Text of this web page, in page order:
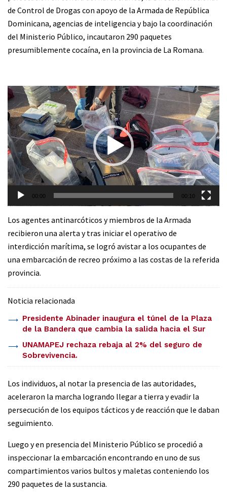
de Control de Drogas con apoyo de la Armada de República
Dominicana, agencias de inteligencia y bajo la coordinación
del Ministerio Público, incautaron 290 paquetes
presumiblemente cocaína, en la provincia de La Romana.
Reproductor
de
vídeo
00:00 00:10
Los agentes antinarcóticos y miembros de la Armada
recibieron una alerta y tras iniciar el operativo de
interdicción marítima, se logró avistar a los ocupantes de
una embarcación de recreo próximo a las costas de la referida
provincia.
Noticia relacionada
Presidente Abinader inaugura el túnel de la Plaza
de la Bandera que cambia la salida hacia el Sur
UNAMAPEJ rechaza rebaja al 2% del seguro de
Sobrevivencia.
Los individuos, al notar la presencia de las autoridades,
aceleraron la marcha logrando llegar a tierra y evadir la
persecución de los equipos tácticos y de reacción que le daban
seguimiento.
Luego y en presencia del Ministerio Público se procedió a
inspeccionar la embarcación encontrando en uno de sus
compartimientos varios bultos y maletas conteniendo los
290 paquetes de la sustancia.